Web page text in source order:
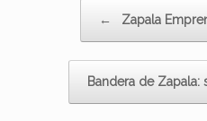
← Zapala
Bandera de